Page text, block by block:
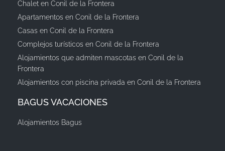
Chalet en Conil de la Frontera
Apartamentos en Conil de la Frontera
Casas en Conil de la Frontera
Complejos turísticos en Conil de la Frontera
Alojamientos que admiten mascotas en Conil de la
Frontera
Alojamientos con piscina privada en Conil de la Frontera
BAGUS VACACIONES
Alojamientos Bagus